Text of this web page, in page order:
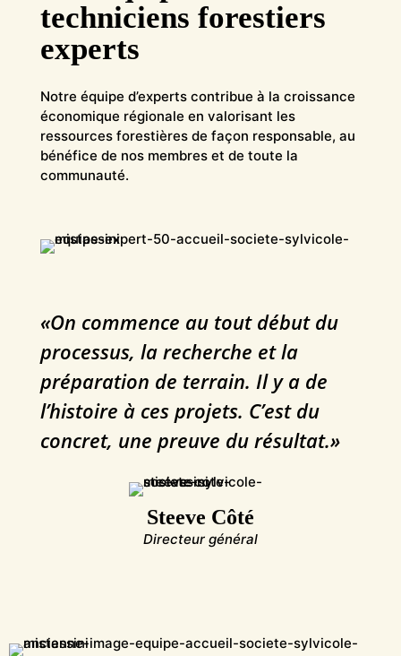
techniciens forestiers
experts
Notre équipe d’experts contribue à la croissance
économique régionale en valorisant les
ressources forestières de façon responsable, au
bénéfice de nos membres et de toute la
communauté.
«On commence au tout début du
processus, la recherche et la
préparation de terrain. Il y a de
l’histoire à ces projets. C’est du
concret, une preuve du résultat.»
Steeve Côté
Directeur général